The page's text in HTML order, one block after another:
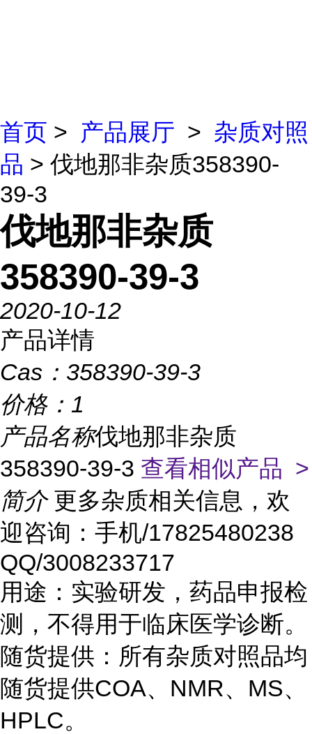
首页 > 产品展厅 > 杂质对照
品 > 伐地那非杂质358390-
39-3
伐地那非杂质
358390-39-3
2020-10-12
产品详情
Cas： 358390-39-3
价格： 1
产品名称伐地那非杂质
358390-39-3 查看相似产品 >
简介 更多杂质相关信息，欢
迎咨询：手机/17825480238
QQ/3008233717
用途：实验研发，药品申报检
测，不得用于临床医学诊断。
随货提供：所有杂质对照品均
随货提供COA、NMR、MS、
HPLC。